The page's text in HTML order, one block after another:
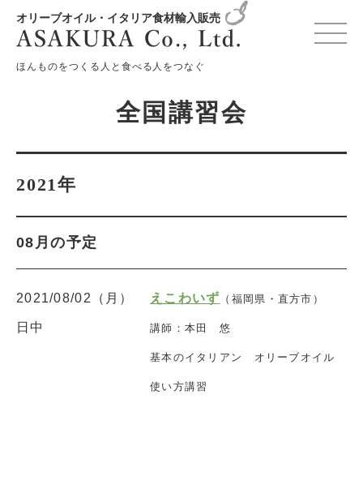
オリーブオイル・イタリア食材輸入販売
ほんものをつくる人と食べる人をつなぐ
変更確認プレビュー
全国講習会
2021年
08月の予定
2021/08/02（月）
日中
えこわいず （福岡県・直方市）
講師：本田 悠
基本のイタリアン オリーブオイル
使い方講習